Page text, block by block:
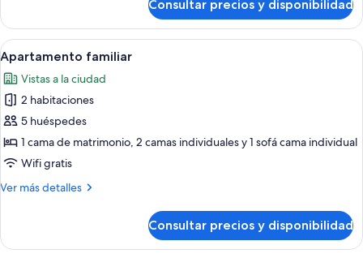
de
lujo
Consultar precios y disponibilidad
Abrir
todas
las
fotos
de
Apartamento
familiar
Una cama con un cabecero de
4
Apartamento familiar
Vistas a la ciudad
2 habitaciones
5 huéspedes
1 cama de matrimonio, 2 camas individuales y 1 sofá cama individual
Wifi gratis
Ver más detalles
Más
familiar
Consultar precios y disponibilidad